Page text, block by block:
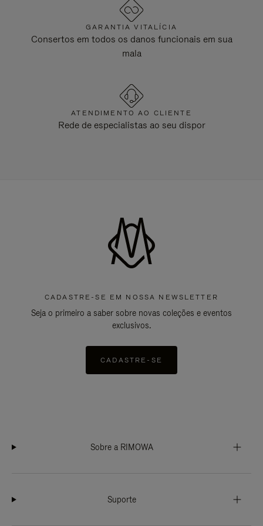
GARANTIA VITALÍCIA
Consertos em todos os danos funcionais em sua
mala
ATENDIMENTO AO CLIENTE
Rede de especialistas ao seu dispor
CADASTRE-SE EM NOSSA NEWSLETTER
Seja o primeiro a saber sobre novas coleções e eventos
exclusivos.
CADASTRE-SE
Sobre a RIMOWA
Suporte